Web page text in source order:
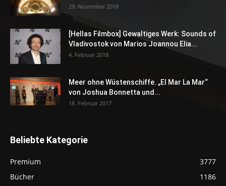
29. November 2018
[Hellas Filmbox] Gewaltiges Werk: Sounds of
Vladivostok von Marios Joannou Elia...
4. Februar 2018
Meer ohne Wüstenschiffe. „El Mar La Mar“
von Joshua Bonnetta und...
18. Februar 2017
Beliebte Kategorie
Premium
3777
Bücher
1186